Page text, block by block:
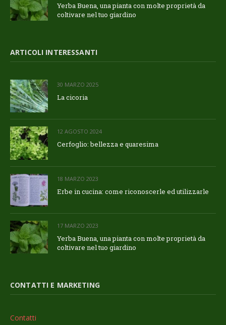
Yerba Buena, una pianta con molte proprietà da
coltivare nel tuo giardino
ARTICOLI INTERESSANTI
30 MARZO 2025
La cicoria
12 AGOSTO 2024
Cerfoglio: bellezza e quaresima
18 MARZO 2023
Erbe in cucina: come riconoscerle ed utilizzarle
17 MARZO 2023
Yerba Buena, una pianta con molte proprietà da
coltivare nel tuo giardino
CONTATTI E MARKETING
Contatti